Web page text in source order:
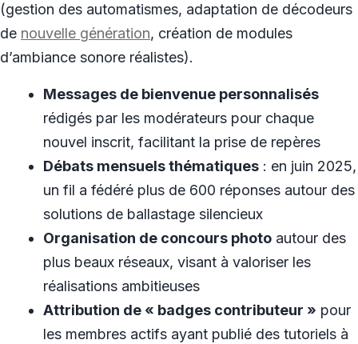
(gestion des automatismes, adaptation de décodeurs
de nouvelle génération, création de modules
d’ambiance sonore réalistes).
Messages de bienvenue personnalisés
rédigés par les modérateurs pour chaque
nouvel inscrit, facilitant la prise de repères
Débats mensuels thématiques : en juin 2025,
un fil a fédéré plus de 600 réponses autour des
solutions de ballastage silencieux
Organisation de concours photo autour des
plus beaux réseaux, visant à valoriser les
réalisations ambitieuses
Attribution de « badges contributeur » pour
les membres actifs ayant publié des tutoriels à